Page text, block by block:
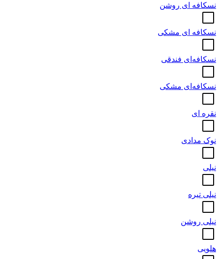
نسکافه ای روشن
نسکافه ای مشکی
نسکافه‌ای فندقی
نسکافه‌ای مشکی
نقره ای
نوک مدادی
نیلی
نیلی تیره
نیلی روشن
هلویی